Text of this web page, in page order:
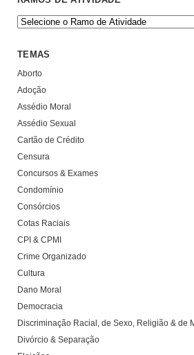
TEMAS
Aborto
Adoção
Assédio Moral
Assédio Sexual
Cartão de Crédito
Censura
Concursos & Exames
Condomínio
Consórcios
Cotas Raciais
CPI & CPMI
Crime Organizado
Cultura
Dano Moral
Democracia
Discriminação Racial, de Sexo, Religião & de
Divórcio & Separação